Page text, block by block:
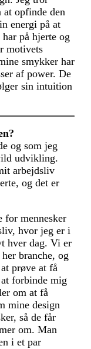
opfinde den
energi på at
på hjerte og
motivets
smykker har
af power. De
sin intuition
og som jeg
udvikling.
arbejdsliv
og det er
for mennesker
hvor jeg er i
hver dag. Vi er
branche, og
prøve at få
forbinde mig
om at få
mine design
så de får
om. Man
i et par